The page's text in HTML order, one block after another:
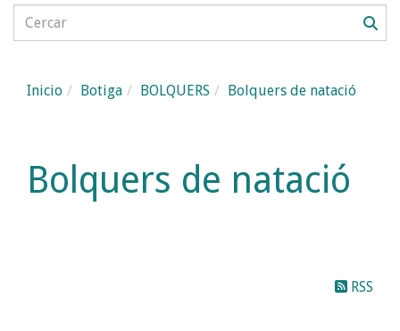
Inicio Botiga BOLQUERS Bolquers de natació
Bolquers de natació
RSS